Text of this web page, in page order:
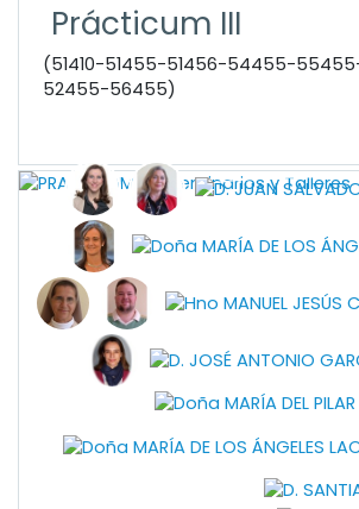
Prácticum III
(51410-51455-51456-54455-
52455-56455)